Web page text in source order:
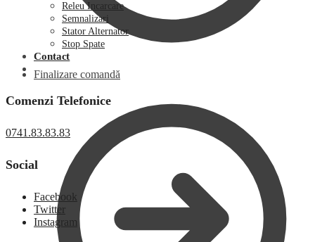
Finalizare comandă
Releu Incarcare
Semnalizari
Stator Alternator
Stop Spate
Contact
Comenzi Telefonice
0741.83.83.83
Social
Facebook
Twitter
Instagram